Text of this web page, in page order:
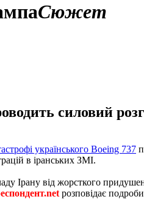
Сюжет
силовий
українського Boeing 737
в іранських ЗМІ.
Ірану від жорсткого
розповідає